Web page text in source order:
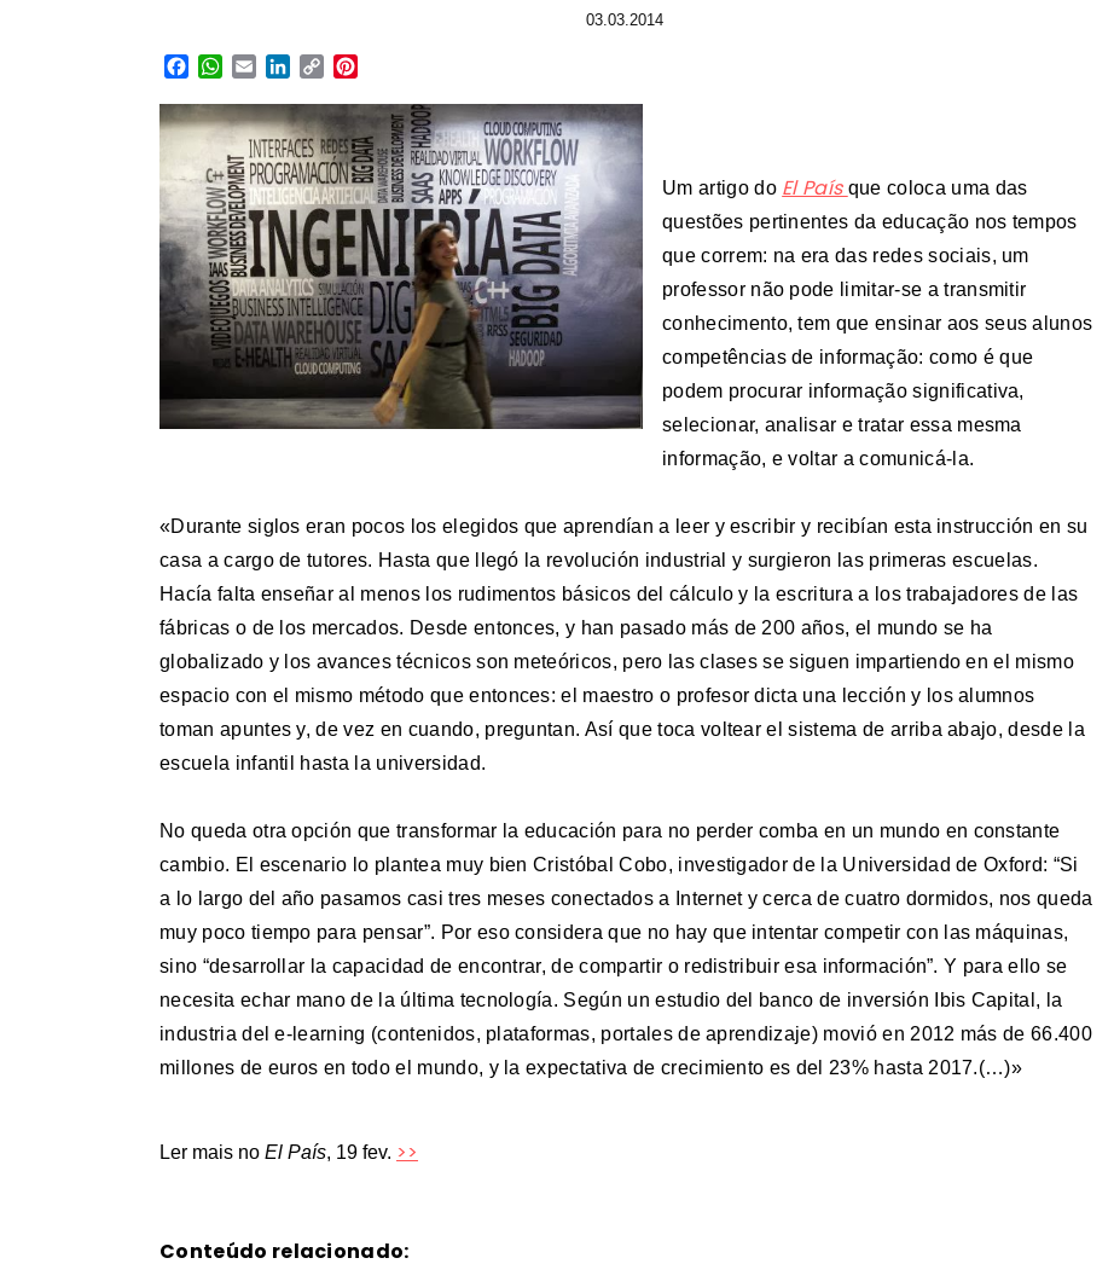
03.03.2014
Facebook
WhatsApp
EmailLinkedIn
Copy
Um artigo do El País que coloca uma das
questões pertinentes da educação nos tempos
que correm: na era das redes sociais, um
professor não pode limitar-se a transmitir
conhecimento, tem que ensinar aos seus alunos
competências de informação: como é que
podem procurar informação significativa,
selecionar, analisar e tratar essa mesma
informação, e voltar a comunicá-la.
«Durante siglos eran pocos los elegidos que aprendían a leer y escribir y recibían esta instrucción en su
casa a cargo de tutores. Hasta que llegó la revolución industrial y surgieron las primeras escuelas.
Hacía falta enseñar al menos los rudimentos básicos del cálculo y la escritura a los trabajadores de las
fábricas o de los mercados. Desde entonces, y han pasado más de 200 años, el mundo se ha
globalizado y los avances técnicos son meteóricos, pero las clases se siguen impartiendo en el mismo
espacio con el mismo método que entonces: el maestro o profesor dicta una lección y los alumnos
toman apuntes y, de vez en cuando, preguntan. Así que toca voltear el sistema de arriba abajo, desde la
escuela infantil hasta la universidad.
No queda otra opción que transformar la educación para no perder comba en un mundo en constante
cambio. El escenario lo plantea muy bien Cristóbal Cobo, investigador de la Universidad de Oxford: “Si
a lo largo del año pasamos casi tres meses conectados a Internet y cerca de cuatro dormidos, nos queda
muy poco tiempo para pensar”. Por eso considera que no hay que intentar competir con las máquinas,
sino “desarrollar la capacidad de encontrar, de compartir o redistribuir esa información”. Y para ello se
necesita echar mano de la última tecnología. Según un estudio del banco de inversión Ibis Capital, la
industria del e-learning (contenidos, plataformas, portales de aprendizaje) movió en 2012 más de 66.400
millones de euros en todo el mundo, y la expectativa de crecimiento es del 23% hasta 2017.(…)»
Ler mais no El País, 19 fev. >>
Conteúdo relacionado: